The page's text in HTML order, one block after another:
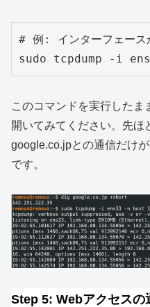
# 例: インターフェー
sudo tcpdump -i
このコマンドを実行した
開いてみてください。先ほ
google.co.jpとの通信だけ
です。
Step 5: Webアクセスの